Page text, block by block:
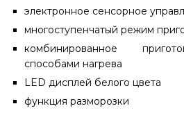
электронное сенсорное
многоступенчатый режим
комбинированное
способами нагрева
LED дисплей белого цвета
функция разморозки